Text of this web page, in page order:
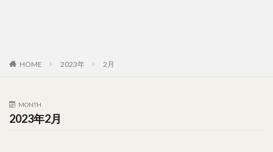
HOME 2023年 2月
MONTH
2023年2月